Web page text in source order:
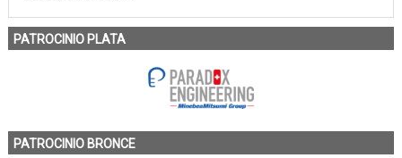
PATROCINIO PLATA
PATROCINIO BRONCE